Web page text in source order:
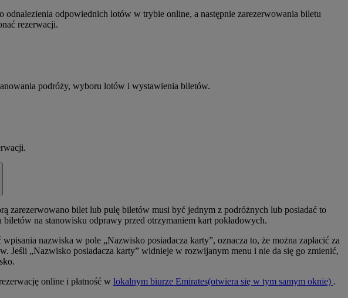
odnalezienia odpowiednich lotów w trybie online, a następnie zarezerwowania biletu
rezerwacji.
podróży, wyboru lotów i wystawienia biletów.
zarezerwowano bilet lub pulę biletów musi być jednym z podróżnych lub posiadać to
na stanowisku odprawy przed otrzymaniem kart pokładowych.
nazwiska w pole „Nazwisko posiadacza karty”, oznacza to, że można zapłacić za
Jeśli „Nazwisko posiadacza karty” widnieje w rozwijanym menu i nie da się go zmienić,
online i płatność w lokalnym biurze Emirates(otwiera się w tym samym oknie) .